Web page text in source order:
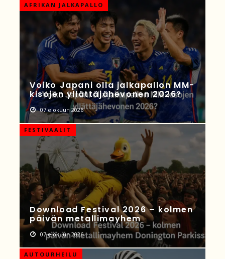
AFRIKAN JALKAPALLO
Voiko Japani olla jalkapallon MM-
kisojen yllättäjähevonen 2026?
07 elokuun 2026
FESTIVAALIT
Download Festival 2026 – kolmen
päivän metallimayhem
07 elokuun 2026
AUTOURHEILU